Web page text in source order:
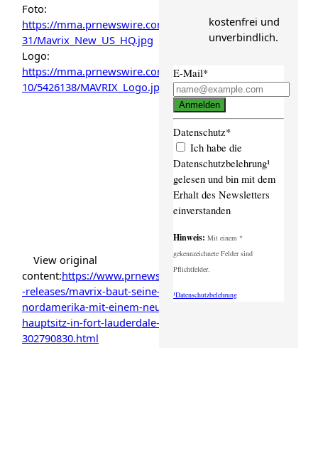
Foto:
https://mma.prnewswire.com/media/29942
31/Mavrix_New_US_HQ.jpg
Logo:
https://mma.prnewswire.com/media/27361
10/5426138/MAVRIX_Logo.jpg
View original
content:https://www.prnewswire.com/news
-releases/mavrix-baut-seine-prasenz-in-
nordamerika-mit-einem-neuen-us-
hauptsitz-in-fort-lauderdale-aus-
302790830.html
kostenfrei und
unverbindlich.
E-Mail*
Anmelden
Datenschutz*
Ich habe die
Datenschutzbelehrung¹
gelesen und bin mit dem
Erhalt des Newsletters
einverstanden
Hinweis: Mit einem *
gekennzeichnete Felder sind
Pflichtfelder.
¹Datenschutzbelehrung